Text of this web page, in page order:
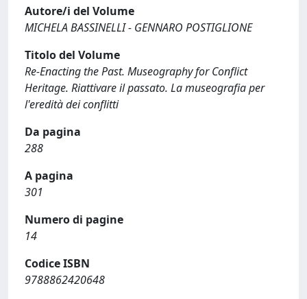
Autore/i del Volume
MICHELA BASSINELLI - GENNARO POSTIGLIONE
Titolo del Volume
Re-Enacting the Past. Museography for Conflict
Heritage. Riattivare il passato. La museografia per
l'eredità dei conflitti
Da pagina
288
A pagina
301
Numero di pagine
14
Codice ISBN
9788862420648